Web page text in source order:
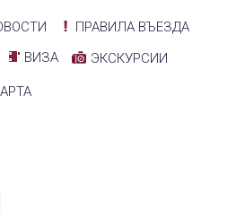
ПРАВИЛА ВЪЕЗДА
ВИЗА
ЭКСКУРСИИ